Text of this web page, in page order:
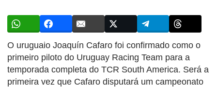
O uruguaio Joaquín Cafaro foi confirmado como o
primeiro piloto do Uruguay Racing Team para a
temporada completa do TCR South America. Será a
primeira vez que Cafaro disputará um campeonato